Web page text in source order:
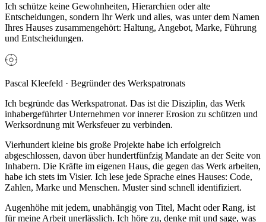
Ich schütze keine Gewohnheiten, Hierarchien oder alte
Entscheidungen, sondern Ihr Werk und alles, was unter dem Namen
Ihres Hauses zusammengehört: Haltung, Angebot, Marke, Führung
und Entscheidungen.
Pascal Kleefeld · Begründer des Werkspatronats
Ich begründe das Werkspatronat. Das ist die Disziplin, das Werk
inhabergeführter Unternehmen vor innerer Erosion zu schützen und
Werksordnung mit Werksfeuer zu verbinden.
Vierhundert kleine bis große Projekte habe ich erfolgreich
abgeschlossen, davon über hundertfünfzig Mandate an der Seite von
Inhabern. Die Kräfte im eigenen Haus, die gegen das Werk arbeiten,
habe ich stets im Visier. Ich lese jede Sprache eines Hauses: Code,
Zahlen, Marke und Menschen. Muster sind schnell identifiziert.
Augenhöhe mit jedem, unabhängig von Titel, Macht oder Rang, ist
für meine Arbeit unerlässlich. Ich höre zu, denke mit und sage, was